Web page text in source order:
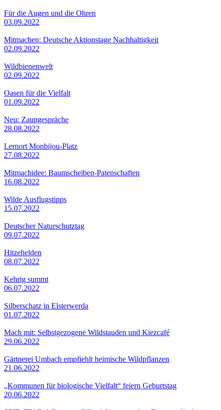
Für die Augen und die Ohren
03.09.2022
Mitmachen: Deutsche Aktionstage Nachhaltigkeit
02.09.2022
Wildbienenwelt
02.09.2022
Oasen für die Vielfalt
01.09.2022
Neu: Zaungespräche
28.08.2022
Lernort Monbijou-Platz
27.08.2022
Mitmachidee: Baumscheiben-Patenschaften
16.08.2022
Wilde Ausflugstipps
15.07.2022
Deutscher Naturschutztag
09.07.2022
Hitzehelden
08.07.2022
Kehrig summt
06.07.2022
Silberschatz in Elsterwerda
01.07.2022
Mach mit: Selbstgezogene Wildstauden und Kiezcafé
29.06.2022
Gärtnerei Umbach empfiehlt heimische Wildpflanzen
21.06.2022
„Kommunen für biologische Vielfalt“ feiern Geburtstag
20.06.2022